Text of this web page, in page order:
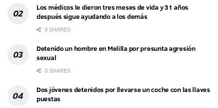
Los médicos le dieron tres meses de vida y 31 años
después sigue ayudando a los demás
0 SHARES
Detenido un hombre en Melilla por presunta agresión
sexual
0 SHARES
Dos jóvenes detenidos por llevarse un coche con las llaves
puestas